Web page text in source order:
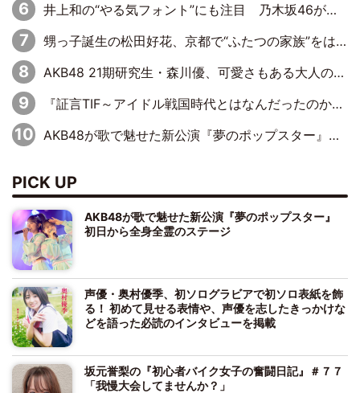
井上和の“やる気フォント”にも注目 乃木坂46が挑んだ書道パフォーマンスの舞台裏
甥っ子誕生の松田好花、京都で“ふたつの家族”をはしご！ “母”黒谷友香に見送られ、“父”松岡昌宏とはハシゴ酒
AKB48 21期研究生・森川優、可愛さもある大人の女性に
『証言TIF～アイドル戦国時代とはなんだったのか～』第10回：さくら学院・武藤彩未×飯田らうら「正直、中3で辞めるというのを信じてなくて。そう言われてはいたけど、嘘でしょって」
AKB48が歌で魅せた新公演『夢のポップスター』 初日から全身全霊のステージ
PICK UP
AKB48が歌で魅せた新公演『夢のポップスター』
初日から全身全霊のステージ
声優・奥村優季、初ソログラビアで初ソロ表紙を飾
る！ 初めて見せる表情や、声優を志したきっかけな
どを語った必読のインタビューを掲載
坂元誉梨の『初心者バイク女子の奮闘日記』＃７７
「我慢大会してませんか？」